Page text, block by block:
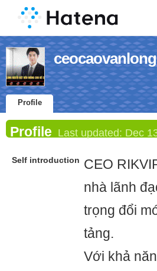
Profile
Profile Last updated: Dec
Self introduction CEO
nhà lãnh
trọng đổi
tảng.
Với khả